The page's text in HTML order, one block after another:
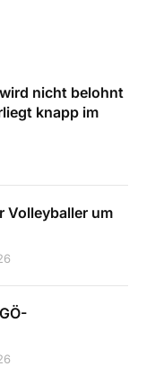
nicht belohnt
knapp im
Volleyballer um